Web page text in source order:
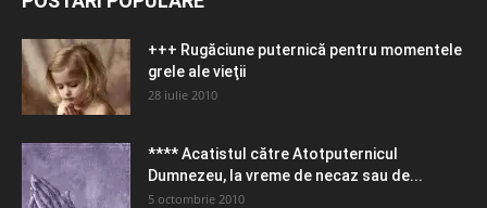
+++ Rugăciune puternică pentru momentele
grele ale vieţii
28 iulie 2010
**** Acatistul către Atotputernicul
Dumnezeu, la vreme de necaz sau de...
5 octombrie 2010